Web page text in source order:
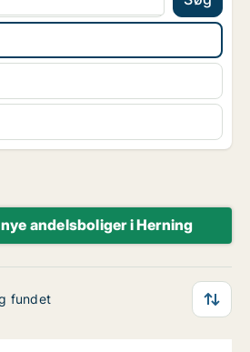
andelsboliger i Herning
fundet